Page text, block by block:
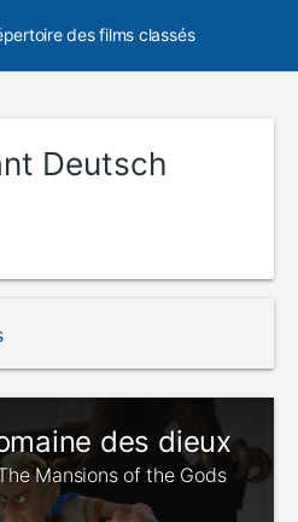
des films classés
Deutsch
des dieux
Mansions of the Gods